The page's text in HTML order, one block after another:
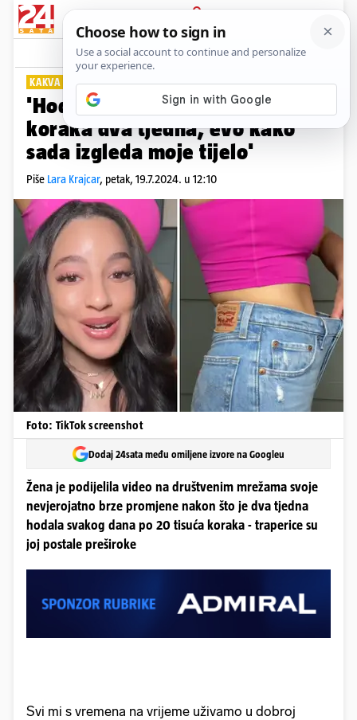
PRIJAVA
Lifestyle Komentari
KAKVA TRANSFORMACIJA!
'Hodala sam svaki dan 20.000
koraka dva tjedna, evo kako
sada izgleda moje tijelo'
Piše Lara Krajcar, petak, 19.7.2024. u 12:10
Foto: TikTok screenshot
Dodaj 24sata među omiljene izvore na Googleu
Žena je podijelila video na društvenim mrežama svoje
nevjerojatno brze promjene nakon što je dva tjedna
hodala svakog dana po 20 tisuća koraka - traperice su
joj postale preširoke
Svi mi s vremena na vrijeme uživamo u dobroj